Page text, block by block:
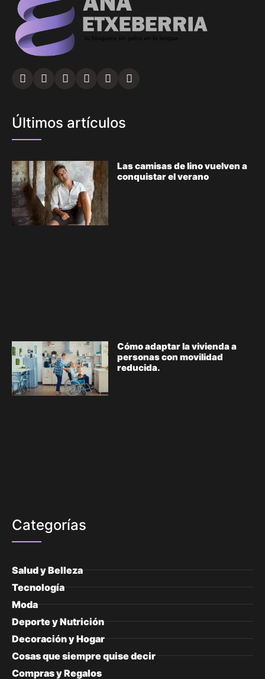
Últimos artículos
Las camisas de lino vuelven a
conquistar el verano
Cómo adaptar la vivienda a
personas con movilidad
reducida.
Categorías
Salud y Belleza
Tecnología
Moda
Deporte y Nutrición
Decoración y Hogar
Cosas que siempre quise decir
Compras y Regalos